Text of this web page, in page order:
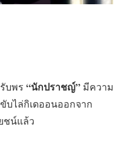
บพร “นักปราชญ์” มีความ
บไล่กิเดออนออกจาก
ชน์แล้ว